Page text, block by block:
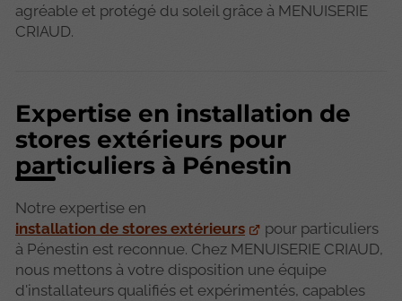
agréable et protégé du soleil grâce à MENUISERIE
CRIAUD.
Expertise en installation de
stores extérieurs pour
particuliers à Pénestin
Notre expertise en
installation de stores extérieurs
pour particuliers
à Pénestin est reconnue. Chez MENUISERIE CRIAUD,
nous mettons à votre disposition une équipe
d'installateurs qualifiés et expérimentés, capables